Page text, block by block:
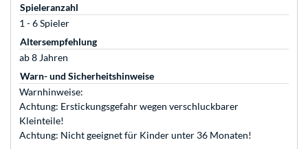
Spieleranzahl
1 - 6 Spieler
Altersempfehlung
ab 8 Jahren
Warn- und Sicherheitshinweise
Warnhinweise:
Achtung: Erstickungsgefahr wegen verschluckbarer
Kleinteile!
Achtung: Nicht geeignet für Kinder unter 36 Monaten!